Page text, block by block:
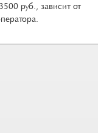
руб., зависит от